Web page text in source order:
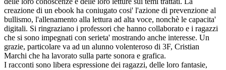
creazione di un ebook ha coniugato cosi' l'azione di prevenzione al
bullismo, l'allenamento alla lettura ad alta voce, nonchè le capacita'
digitali. Si ringraziano i professori che hanno collaborato e i ragazzi
che si sono impegnati con serieta' mostrando anche interesse. Un
grazie, particolare va ad un alunno volenteroso di 3F, Cristian
Marchi che ha lavorato sulla parte sonora e grafica.
I racconti sono libera espressione dei ragazzi, delle loro fantasie,